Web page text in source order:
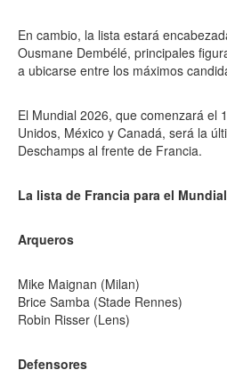
En cambio, la lista estará
Ousmane Dembélé, principales
a ubicarse entre los máximos
El Mundial 2026, que comenzará el
Unidos, México y Canadá, será la
Deschamps al frente de Francia.
La lista de Francia para el
Arqueros
Mike Maignan (Milan)
Brice Samba (Stade Rennes)
Robin Risser (Lens)
Defensores